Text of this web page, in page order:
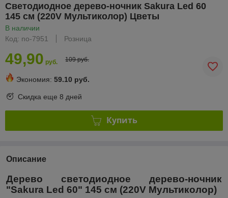
Светодиодное дерево-ночник Sakura Led 60
145 см (220V Мультиколор) Цветы
В наличии
Код: no-7951
Розница
49,90 руб. 109 руб.
Экономия: 59.10 руб.
Скидка еще 8 дней
Купить
Описание
Дерево светодиодное дерево-ночник
"Sakura Led 60" 145 см (220V Мультиколор)